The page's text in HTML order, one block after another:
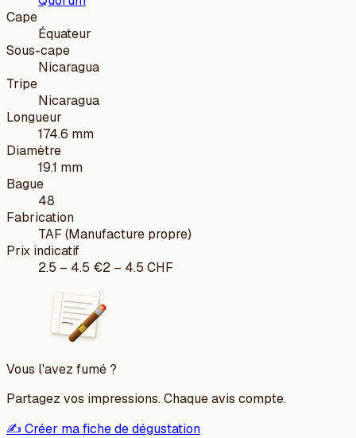
Cape
Équateur
Sous-cape
Nicaragua
Tripe
Nicaragua
Longueur
174.6 mm
Diamètre
19.1 mm
Bague
48
Fabrication
TAF (Manufacture propre)
Prix indicatif
2.5 – 4.5 €2 – 4.5 CHF
Vous l'avez fumé ?
Partagez vos impressions. Chaque avis compte.
✍️ Créer ma fiche de dégustation